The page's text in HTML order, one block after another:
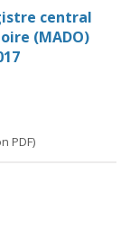
central
(MADO)
PDF)